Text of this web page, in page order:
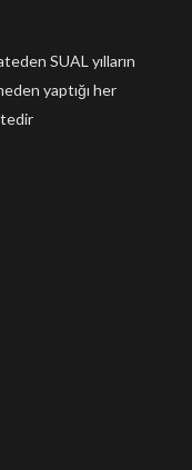
SUAL yılların
yaptığı her